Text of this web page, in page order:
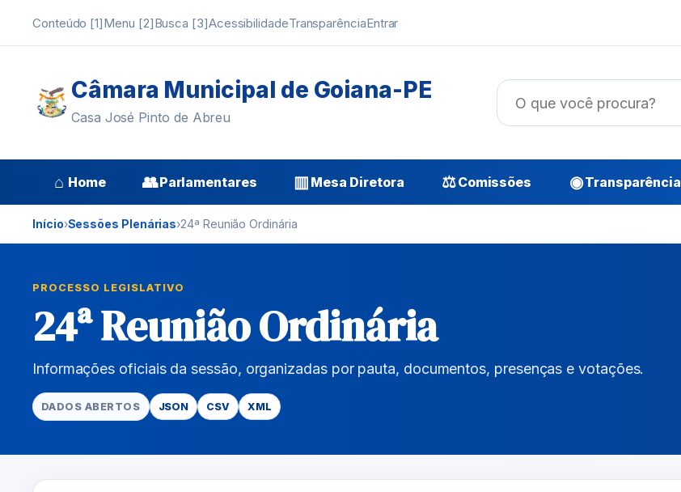
Conteúdo [1]Menu [2]Busca [3]AcessibilidadeTransparênciaEntrar
Câmara Municipal de Goiana-PE
Casa José Pinto de Abreu
⌂ Home 👥Parlamentares ▥ Mesa Diretora ⚖Comissões ◉Transparência
Início›Sessões Plenárias›24ª Reunião Ordinária
PROCESSO LEGISLATIVO
24ª Reunião Ordinária
Informações oficiais da sessão, organizadas por pauta, documentos, presenças e votações.
DADOS ABERTOS JSON CSV XML